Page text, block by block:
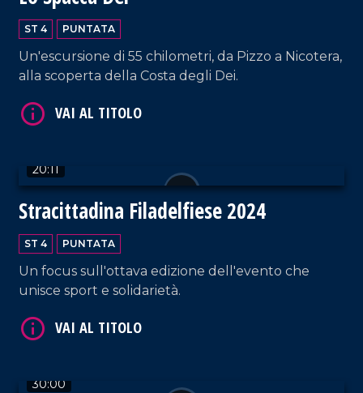
ST 4 PUNTATA
Un'escursione di 55 chilometri, da Pizzo a Nicotera,
alla scoperta della Costa degli Dei.
20:11
Stracittadina Filadelfiese 2024
ST 4 PUNTATA
Un focus sull'ottava edizione dell'evento che
unisce sport e solidarietà.
30:00
VAI AL TITOLO